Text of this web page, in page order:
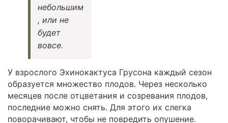
небольшим
, или не
будет
вовсе.
У взрослого Эхинокактуса Грусона каждый сезон
образуется множество плодов. Через несколько
месяцев после отцветания и созревания плодов,
последние можно снять. Для этого их слегка
поворачивают, чтобы не повредить опушение.